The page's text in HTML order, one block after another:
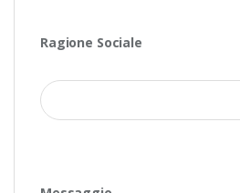
Ragione Sociale